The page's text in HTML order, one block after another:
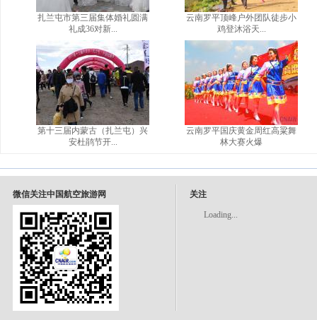
扎兰屯市第三届集体婚礼圆满
礼成36对新...
第十三届内蒙古（扎兰屯）兴
安杜鹃节开...
云南罗平顶峰户外团队徒步小
鸡登沐浴天...
云南罗平国庆黄金周红高粱舞
林大赛火爆
微信关注中国航空旅游网 关注
Loading...